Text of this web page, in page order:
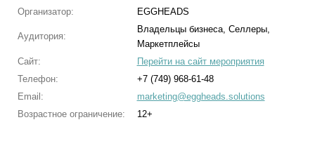
Организатор:
EGGHEADS
Аудитория:
Владельцы бизнеса, Селлеры,
Маркетплейсы
Сайт:
Перейти на сайт мероприятия
Телефон:
+7 (749) 968-61-48
Email:
marketing@eggheads.solutions
Возрастное ограничение:
12+